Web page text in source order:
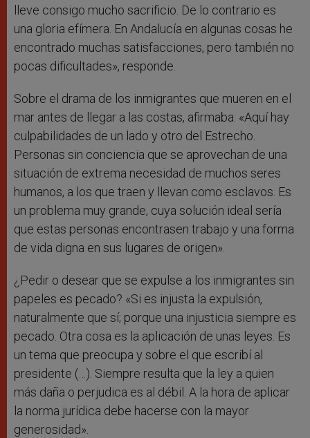
lleve consigo mucho sacrificio. De lo contrario es
una gloria efímera. En Andalucía en algunas cosas he
encontrado muchas satisfacciones, pero también no
pocas dificultades», responde.
Sobre el drama de los inmigrantes que mueren en el
mar antes de llegar a las costas, afirmaba: «Aquí hay
culpabilidades de un lado y otro del Estrecho.
Personas sin conciencia que se aprovechan de una
situación de extrema necesidad de muchos seres
humanos, a los que traen y llevan como esclavos. Es
un problema muy grande, cuya solución ideal sería
que estas personas encontrasen trabajo y una forma
de vida digna en sus lugares de origen».
¿Pedir o desear que se expulse a los inmigrantes sin
papeles es pecado? «Si es injusta la expulsión,
naturalmente que sí; porque una injusticia siempre es
pecado. Otra cosa es la aplicación de unas leyes. Es
un tema que preocupa y sobre el que escribí al
presidente (…). Siempre resulta que la ley a quien
más daña o perjudica es al débil. A la hora de aplicar
la norma jurídica debe hacerse con la mayor
generosidad».